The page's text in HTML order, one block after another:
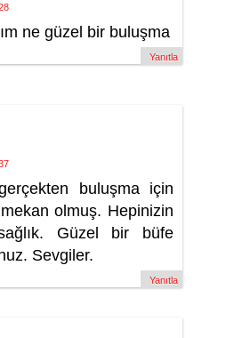
ne güzel bir buluşma
Yanıtla
buluşma için
olmuş. Hepinizin
Güzel bir büfe
Sevgiler.
Yanıtla